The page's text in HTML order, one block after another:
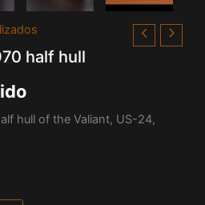
half hull
hull of the Valiant, US-24,